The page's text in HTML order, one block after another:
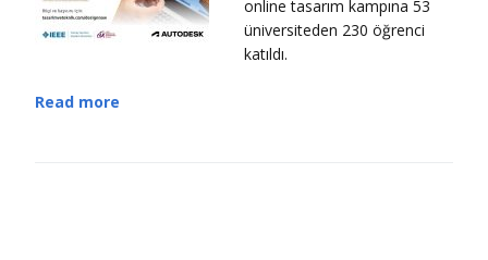
online tasarım kampına 53
üniversiteden 230 öğrenci
katıldı.
Read more